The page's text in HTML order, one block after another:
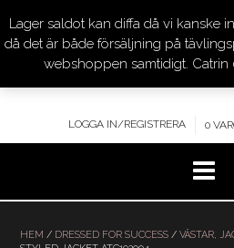
KVALITET –
LOGGA IN/REGISTRERA 0
HEM / DRESSED FOR SUCCESS / VÄSTAR,
Lager saldot kan diffa då vi kanske
då det är både försäljning på
webshoppen samtidigt. Catrin